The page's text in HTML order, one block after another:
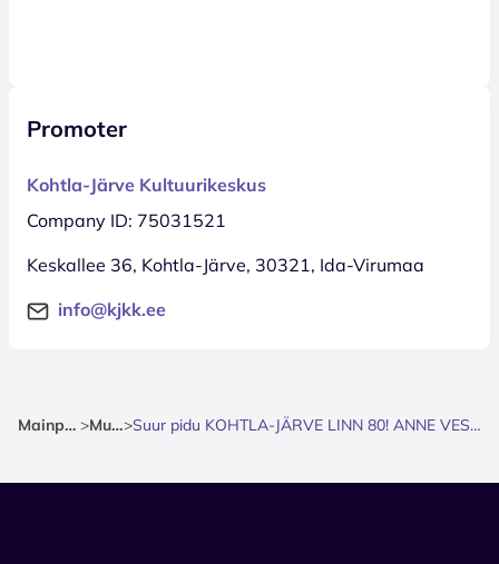
Promoter
Kohtla-Järve Kultuurikeskus
Company ID: 75031521
Keskallee 36, Kohtla-Järve, 30321, Ida-Virumaa
info@kjkk.ee
Mainpage > Music> Suur pidu KOHTLA-JÄRVE LINN 80! ANNE VESKI kontsert